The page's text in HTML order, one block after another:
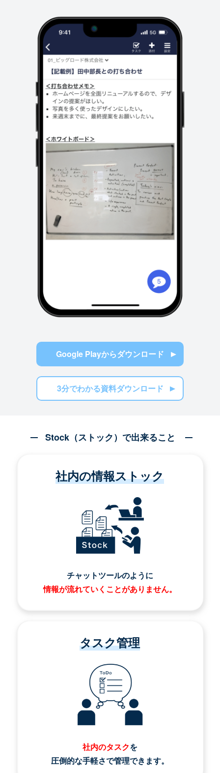
Google Playからダウンロード
3分でわかる資料ダウンロード
Stock（ストック）で出来ること
社内の情報ストック
チャットツールのように
情報が流れていくことがありません。
タスク管理
社内のタスクを
圧倒的な手軽さで管理できます。